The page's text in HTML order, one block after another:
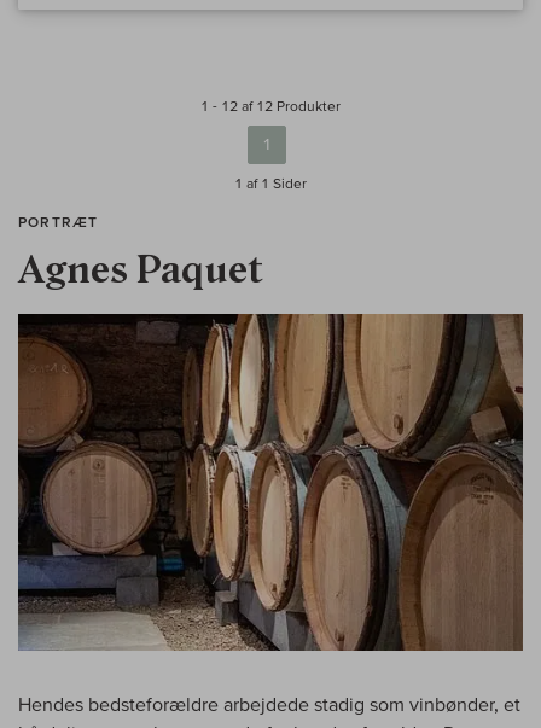
1 - 12 af 12 Produkter
1
1 af 1 Sider
PORTRÆT
Agnes Paquet
Hendes bedsteforældre arbejdede stadig som vinbønder, et